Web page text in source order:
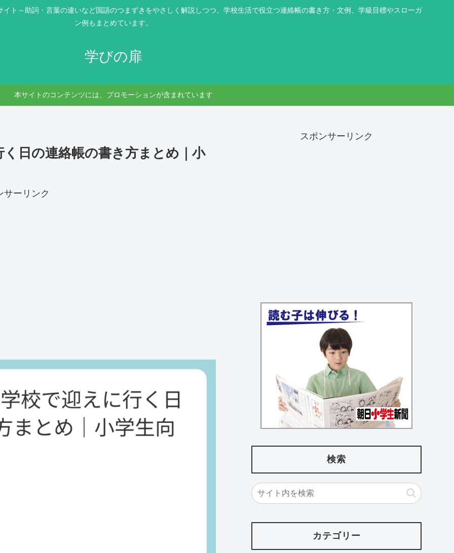
ト～助詞・言葉の違いなど国語のつまずきをやさしく解説しつつ、学校生活で役立つ連絡帳の書き方・文例、学級目標やスローガ
ン例もまとめています。
学びの扉
本サイトのコンテンツには、プロモーションが含まれています
日の連絡帳の書き方まとめ｜小
サーリンク
スポンサーリンク
検索
カテゴリー